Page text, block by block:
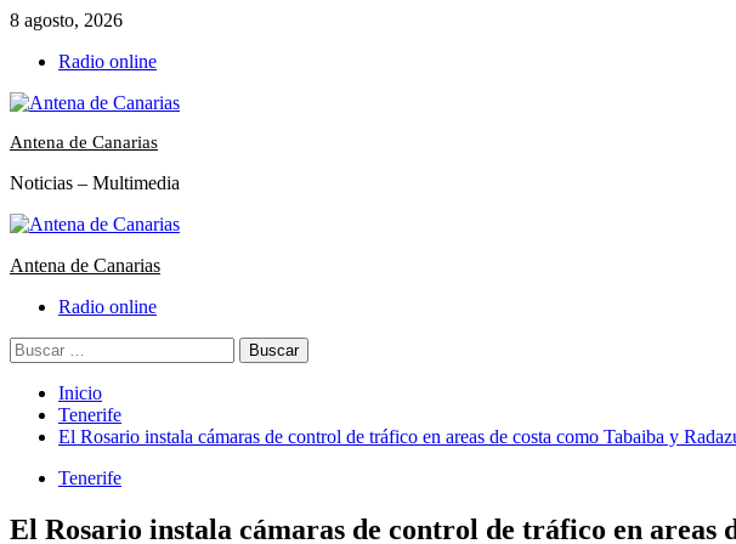
Saltar
contenido
8 agosto, 2026
Radio online
Antena de Canarias
Noticias – Multimedia
Menú
Antena de Canarias
Radio online
Buscar:
Inicio
Tenerife
El Rosario instala cámaras de control de tráfico en areas de costa como Tabaiba y
Tenerife
El Rosario instala cámaras de control de tráfico en areas